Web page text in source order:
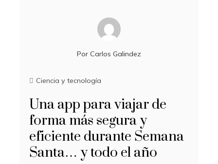
Por Carlos Galindez
Ciencia y tecnología
Una app para viajar de
forma más segura y
eficiente durante Semana
Santa… y todo el año